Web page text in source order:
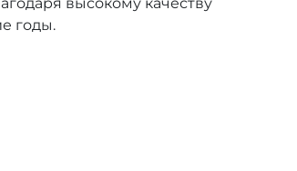
годы.